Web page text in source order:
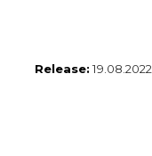
Release:19.08.2022